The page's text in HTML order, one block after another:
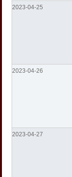
2023-04-25
2023-04-26
2023-04-27